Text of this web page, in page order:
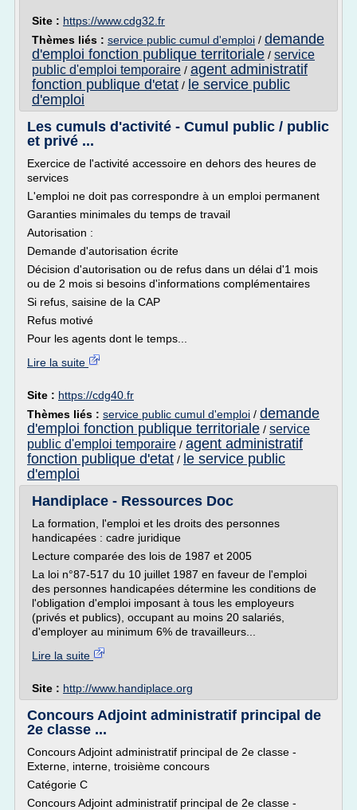
Site : https://www.cdg32.fr
Thèmes liés : service public cumul d'emploi / demande
d'emploi fonction publique territoriale / service
public d'emploi temporaire / agent administratif
fonction publique d'etat / le service public
d'emploi
Les cumuls d'activité - Cumul public / public
et privé ...
Exercice de l'activité accessoire en dehors des heures de
services
L'emploi ne doit pas correspondre à un emploi permanent
Garanties minimales du temps de travail
Autorisation :
Demande d'autorisation écrite
Décision d'autorisation ou de refus dans un délai d'1 mois
ou de 2 mois si besoins d'informations complémentaires
Si refus, saisine de la CAP
Refus motivé
Pour les agents dont le temps...
Lire la suite
Site : https://cdg40.fr
Thèmes liés : service public cumul d'emploi / demande
d'emploi fonction publique territoriale / service
public d'emploi temporaire / agent administratif
fonction publique d'etat / le service public
d'emploi
Handiplace - Ressources Doc
La formation, l'emploi et les droits des personnes
handicapées : cadre juridique
Lecture comparée des lois de 1987 et 2005
La loi n°87-517 du 10 juillet 1987 en faveur de l'emploi
des personnes handicapées détermine les conditions de
l'obligation d'emploi imposant à tous les employeurs
(privés et publics), occupant au moins 20 salariés,
d'employer au minimum 6% de travailleurs...
Lire la suite
Site : http://www.handiplace.org
Concours Adjoint administratif principal de
2e classe ...
Concours Adjoint administratif principal de 2e classe -
Externe, interne, troisième concours
Catégorie C
Concours Adjoint administratif principal de 2e classe -